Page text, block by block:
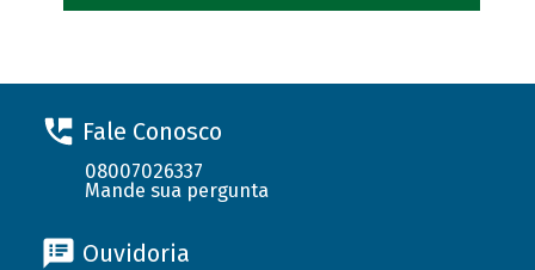
Fale Conosco
08007026337
Mande sua pergunta
Ouvidoria